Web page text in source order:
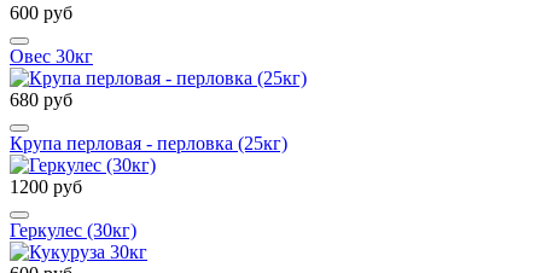
600 руб
Овес 30кг
680 руб
Крупа перловая - перловка (25кг)
1200 руб
Геркулес (30кг)